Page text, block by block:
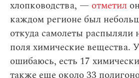
хлопководства, — отметил
каждом регионе был
откуда самолеты распыляли
поля химические вещества.
ошибаюсь, есть 17